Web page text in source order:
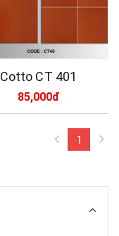
Cotto CT 401
85,000đ
1